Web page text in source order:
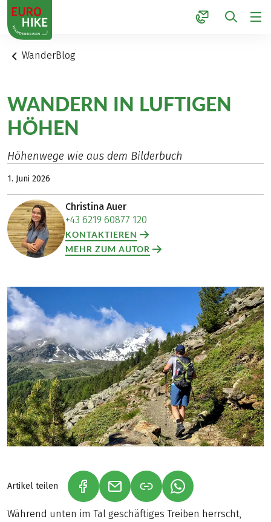
1
WanderBlog
WANDERN IN LUFTIGEN
HÖHEN
Höhenwege wie aus dem Bilderbuch
1. Juni 2026
Christina Auer
+43 6219 60877 120
KONTAKTIEREN
MEHR ZUM AUTOR
Artikel teilen (LINK ÖFFNET IN NEUEM TAB)
(LINK ÖFFNET IN NEUEM TAB)
(LINK ÖFFNET IN
Während unten im Tal geschäftiges Treiben herrscht,